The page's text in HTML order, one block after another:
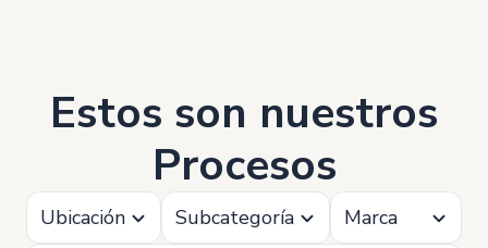
Estos son nuestros
Procesos
Ubicación Subcategoría Marca